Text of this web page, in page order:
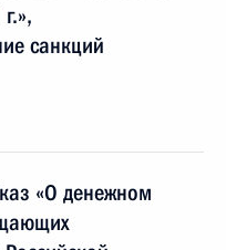
санкций
«О денежном